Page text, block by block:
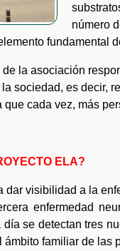
número
fundamental
de la asociación
sociedad, es decir,
que cada vez, más
ELA?
dar visibilidad a la
enfermedad
día se detectan tres
ámbito familiar de las